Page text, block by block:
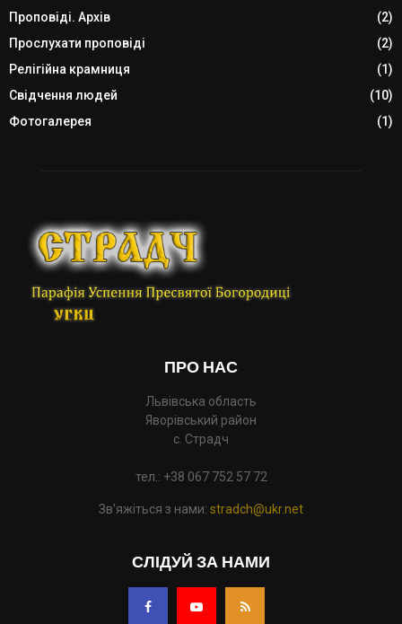
Проповіді. Архів
(2)
Прослухати проповіді
(2)
Релігійна крамниця
(1)
Свідчення людей
(10)
Фотогалерея
(1)
ПРО НАС
Львівська область
Яворівський район
с. Страдч
тел.: +38 067 752 57 72
Зв'яжіться з нами: stradch@ukr.net
СЛІДУЙ ЗА НАМИ